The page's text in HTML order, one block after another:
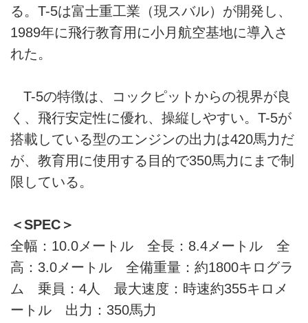
る。T-5は富士重工業（現スバル）が開発し、
1989年に飛行教育用に小月航空基地に導入さ
れた。
T-5の特徴は、コックピットからの視界が良
く、飛行安定性に優れ、操縦しやすい。T-5が
搭載している型のエンジンの出力は420馬力だ
が、教育用に使用する目的で350馬力にまで制
限している。
＜SPEC＞
全幅：10.0メートル 全長：8.4メートル 全
高：3.0メートル 全備重量：約1800キログラ
ム 乗員：4人 最大速度：時速約355キロメ
ートル 出力：350馬力